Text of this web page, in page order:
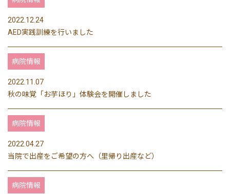
2022.12.24
AED実践訓練を行いました
病院情報
2022.11.07
秋の味覚「お芋ほり」体験会を開催しました
病院情報
2022.04.27
当院で出産をご希望の方へ（里帰り出産など）
病院情報